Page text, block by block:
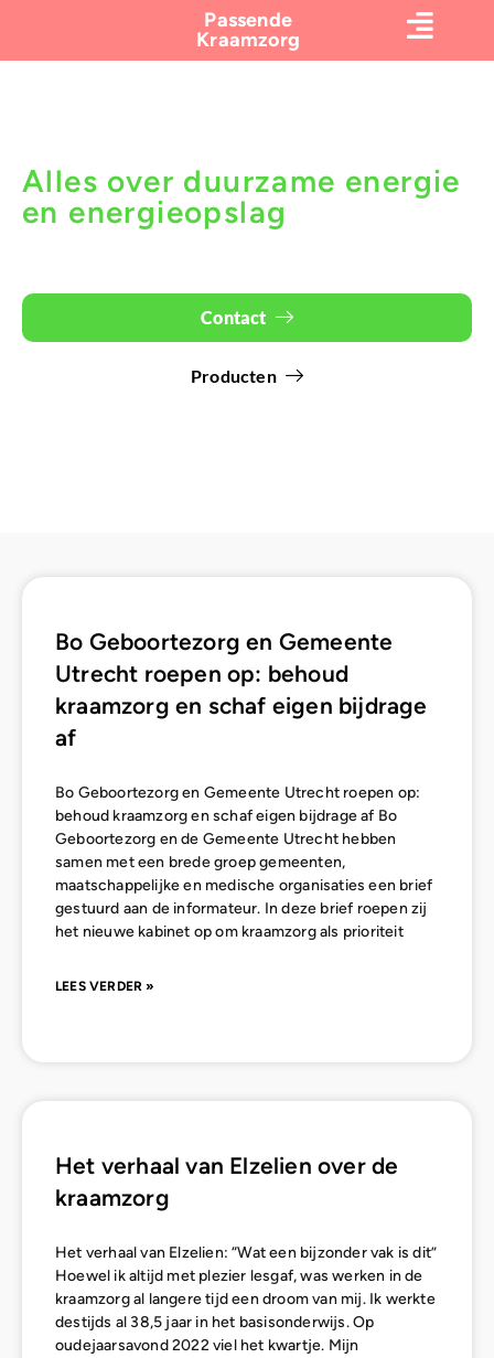
Passende
Kraamzorg
Alles over duurzame energie
en energieopslag
Contact
Producten
Bo Geboortezorg en Gemeente
Utrecht roepen op: behoud
kraamzorg en schaf eigen bijdrage
af
Bo Geboortezorg en Gemeente Utrecht roepen op:
behoud kraamzorg en schaf eigen bijdrage af Bo
Geboortezorg en de Gemeente Utrecht hebben
samen met een brede groep gemeenten,
maatschappelijke en medische organisaties een brief
gestuurd aan de informateur. In deze brief roepen zij
het nieuwe kabinet op om kraamzorg als prioriteit
LEES VERDER »
Het verhaal van Elzelien over de
kraamzorg
Het verhaal van Elzelien: “Wat een bijzonder vak is dit”
Hoewel ik altijd met plezier lesgaf, was werken in de
kraamzorg al langere tijd een droom van mij. Ik werkte
destijds al 38,5 jaar in het basisonderwijs. Op
oudejaarsavond 2022 viel het kwartje. Mijn